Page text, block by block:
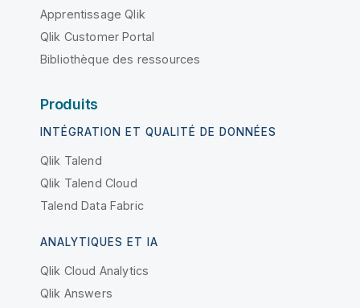
Apprentissage Qlik
Qlik Customer Portal
Bibliothèque des ressources
Produits
INTÉGRATION ET QUALITÉ DE DONNÉES
Qlik Talend
Qlik Talend Cloud
Talend Data Fabric
ANALYTIQUES ET IA
Qlik Cloud Analytics
Qlik Answers